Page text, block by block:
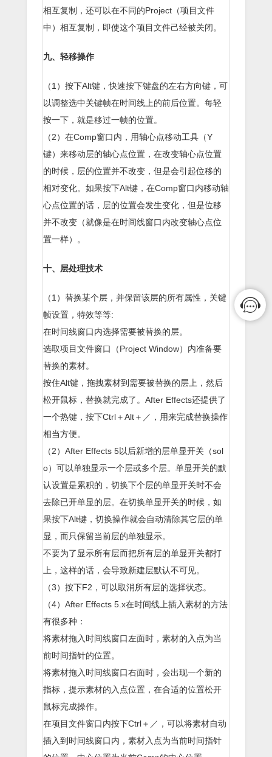
相互复制，还可以在不同的Project（项目文件
中）相互复制，即使这个项目文件己经被关闭。
九、轻移操作
（1）按下Alt键，快速按下键盘的左右方向键，可
以调整选中关键帧在时间线上的前后位置。每轻
按一下，就是移过一帧的位置。
（2）在Comp窗口内，用轴心点移动工具（Y
键）来移动层的轴心点位置，在改变轴心点位置
的时候，层的位置并不改变，但是会引起位移的
相对变化。如果按下Alt键，在Comp窗口内移动轴
心点位置的话，层的位置会发生变化，但是位移
并不改变（就像是在时间线窗口内改变轴心点位
置一样）。
十、层处理技术
（1）替换某个层，并保留该层的所有属性，关键
帧设置，特效等等:
在时间线窗口内选择需要被替换的层。
选取项目文件窗口（Project Window）内准备要
替换的素材。
按住Alt键，拖拽素材到需要被替换的层上，然后
松开鼠标，替换就完成了。After Effects还提供了
一个热键，按下Ctrl＋Alt＋／，用来完成替换操作
相当方便。
（2）After Effects 5以后新增的层单显开关（sol
o）可以单独显示一个层或多个层。单显开关的默
认设置是累积的，切换下个层的单显开关时不会
去除已开单显的层。在切换单显开关的时候，如
果按下Alt键，切换操作就会自动清除其它层的单
显，而只保留当前层的单独显示。
不要为了显示所有层而把所有层的单显开关都打
上，这样的话，会导致新建层默认不可见。
（3）按下F2，可以取消所有层的选择状态。
（4）After Effects 5.x在时间线上插入素材的方法
有很多种：
将素材拖入时间线窗口左面时，素材的入点为当
前时间指针的位置。
将素材拖入时间线窗口右面时，会出现一个新的
指标，提示素材的入点位置，在合适的位置松开
鼠标完成操作。
在项目文件窗口内按下Ctrl＋／，可以将素材自动
插入到时间线窗口内，素材入点为当前时间指针